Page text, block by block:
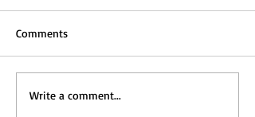
Comments
Write a comment...